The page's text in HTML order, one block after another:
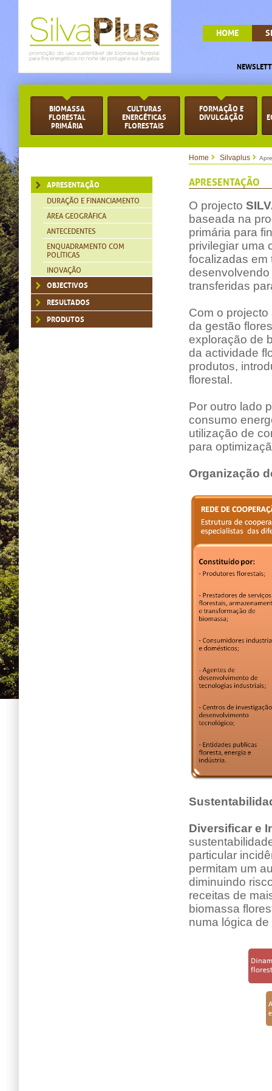
HOME
BIOMASSA
FLORESTAL
PRIMÁRIA
CULTURAS
ENERGÉTICAS
FLORESTAIS
FORMAÇÃO E
DIVULGAÇÃO
APRESENTAÇÃO
DURAÇÃO E FINANCIAMENTO
ÁREA GEOGRÁFICA
ANTECEDENTES
ENQUADRAMENTO COM
POLÍTICAS
INOVAÇÃO
OBJECTIVOS
RESULTADOS
PRODUTOS
Home Silvaplus
APRESENTAÇÃO
O projecto
baseada na
primária para
privilegiar uma
focalizadas em
transferidas
Com o projecto
da gestão
exploração de
da actividade
produtos,
florestal.
Por outro lado
consumo
utilização de
para
Organização
Diversificar e
particular
permitam um
diminuindo
receitas de
biomassa
numa lógica